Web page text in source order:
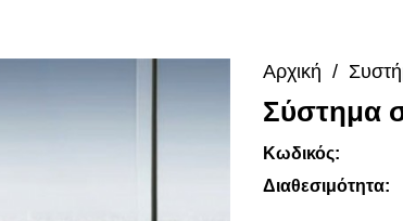
Αρχική
Σύστημα
Κωδικός:
Διαθεσιμότητα: